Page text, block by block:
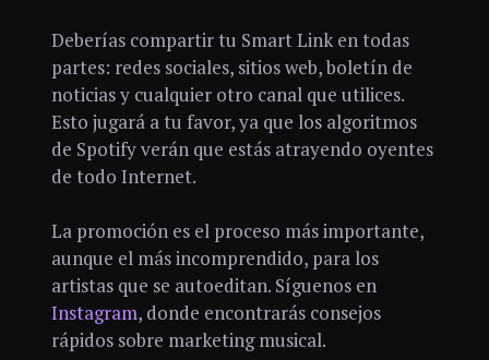
Deberías compartir tu Smart Link en todas
partes: redes sociales, sitios web, boletín de
noticias y cualquier otro canal que utilices.
Esto jugará a tu favor, ya que los algoritmos
de Spotify verán que estás atrayendo oyentes
de todo Internet.
La promoción es el proceso más importante,
aunque el más incomprendido, para los
artistas que se autoeditan. Síguenos en
Instagram, donde encontrarás consejos
rápidos sobre marketing musical.